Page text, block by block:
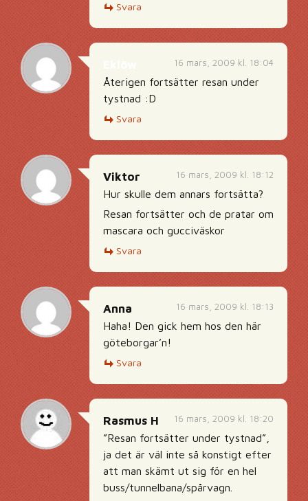
Svara
16 mars, 2009 kl. 18:04
Återigen fortsätter resan under
tystnad :D
Svara
16 mars, 2009 kl. 18:12
Viktor
Hur skulle dem annars fortsätta?
Resan fortsätter och de pratar om
mascara och gucciväskor
Svara
16 mars, 2009 kl. 18:13
Anna
Haha! Den gick hem hos den här
göteborgar’n!
Svara
16 mars, 2009 kl. 18:20
Rasmus H
”Resan fortsätter under tystnad”,
ja det är väl inte så konstigt efter
att man skämt ut sig för en hel
buss/tunnelbana/spårvagn.